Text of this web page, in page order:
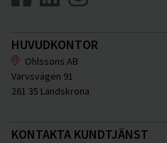
HUVUDKONTOR
Ohlssons AB
Varvsvägen 91
261 35 Landskrona
KONTAKTA KUNDTJÄNST